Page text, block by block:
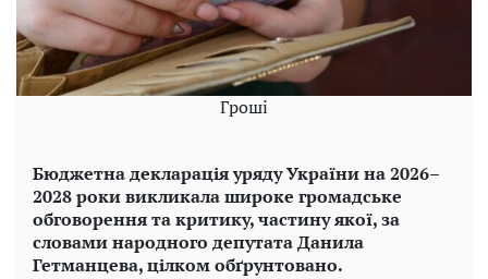
Гроші
Бюджетна декларація уряду України на 2026–
2028 роки викликала широке громадське
обговорення та критику, частину якої, за
словами народного депутата Данила
Гетманцева, цілком обґрунтовано.